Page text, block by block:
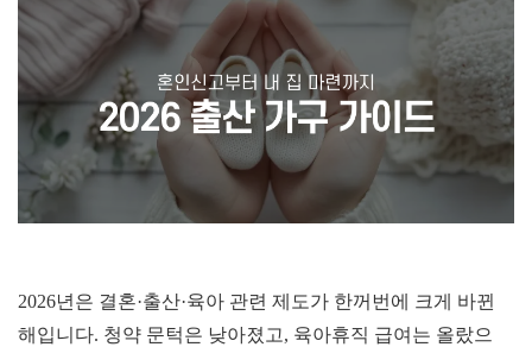
2026년은 결혼·출산·육아 관련 제도가 한꺼번에 크게 바뀐
해입니다. 청약 문턱은 낮아졌고, 육아휴직 급여는 올랐으